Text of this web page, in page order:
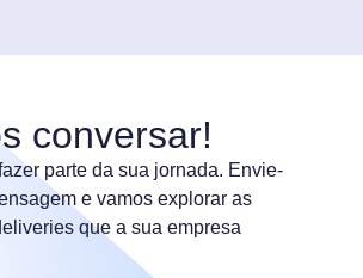
conversar!
parte da sua jornada. Envie-
e vamos explorar as
que a sua empresa